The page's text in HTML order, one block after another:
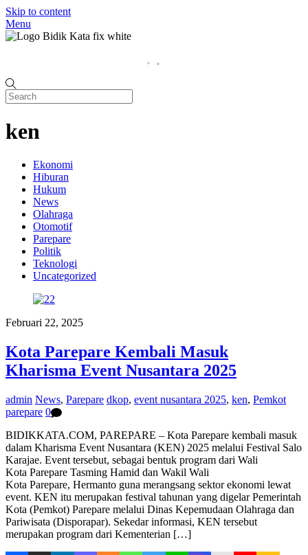
Skip to content
Menu
ken
Ekonomi
Hiburan
Hukum
News
Olahraga
Otomotif
Parepare
Politik
Teknologi
Uncategorized
Februari 22, 2025
Kota Parepare Kembali Masuk
Kharisma Event Nusantara 2025
admin News, Parepare dkop, event nusantara 2025, ken, Pemkot
parepare 0
BIDIKKATA.COM, PAREPARE – Kota Parepare kembali masuk
dalam Kharisma Event Nusantara (KEN) 2025 melalui Festival Salo
Karajae. Event tersebut, sebagai bentuk program dari Wali
Kota Parepare Tasming Hamid dan Wakil Wali
Kota Parepare, Hermanto guna merangsang sektor ekonomi lewat
event. KEN itu merupakan festival tahunan yang digelar Pemerintah
Kota (Pemkot) Parepare melalui Dinas Kepemudaan Olahraga dan
Pariwisata (Disporapar). Sekedar informasi, KEN tersebut
merupakan program dari Kementerian […]